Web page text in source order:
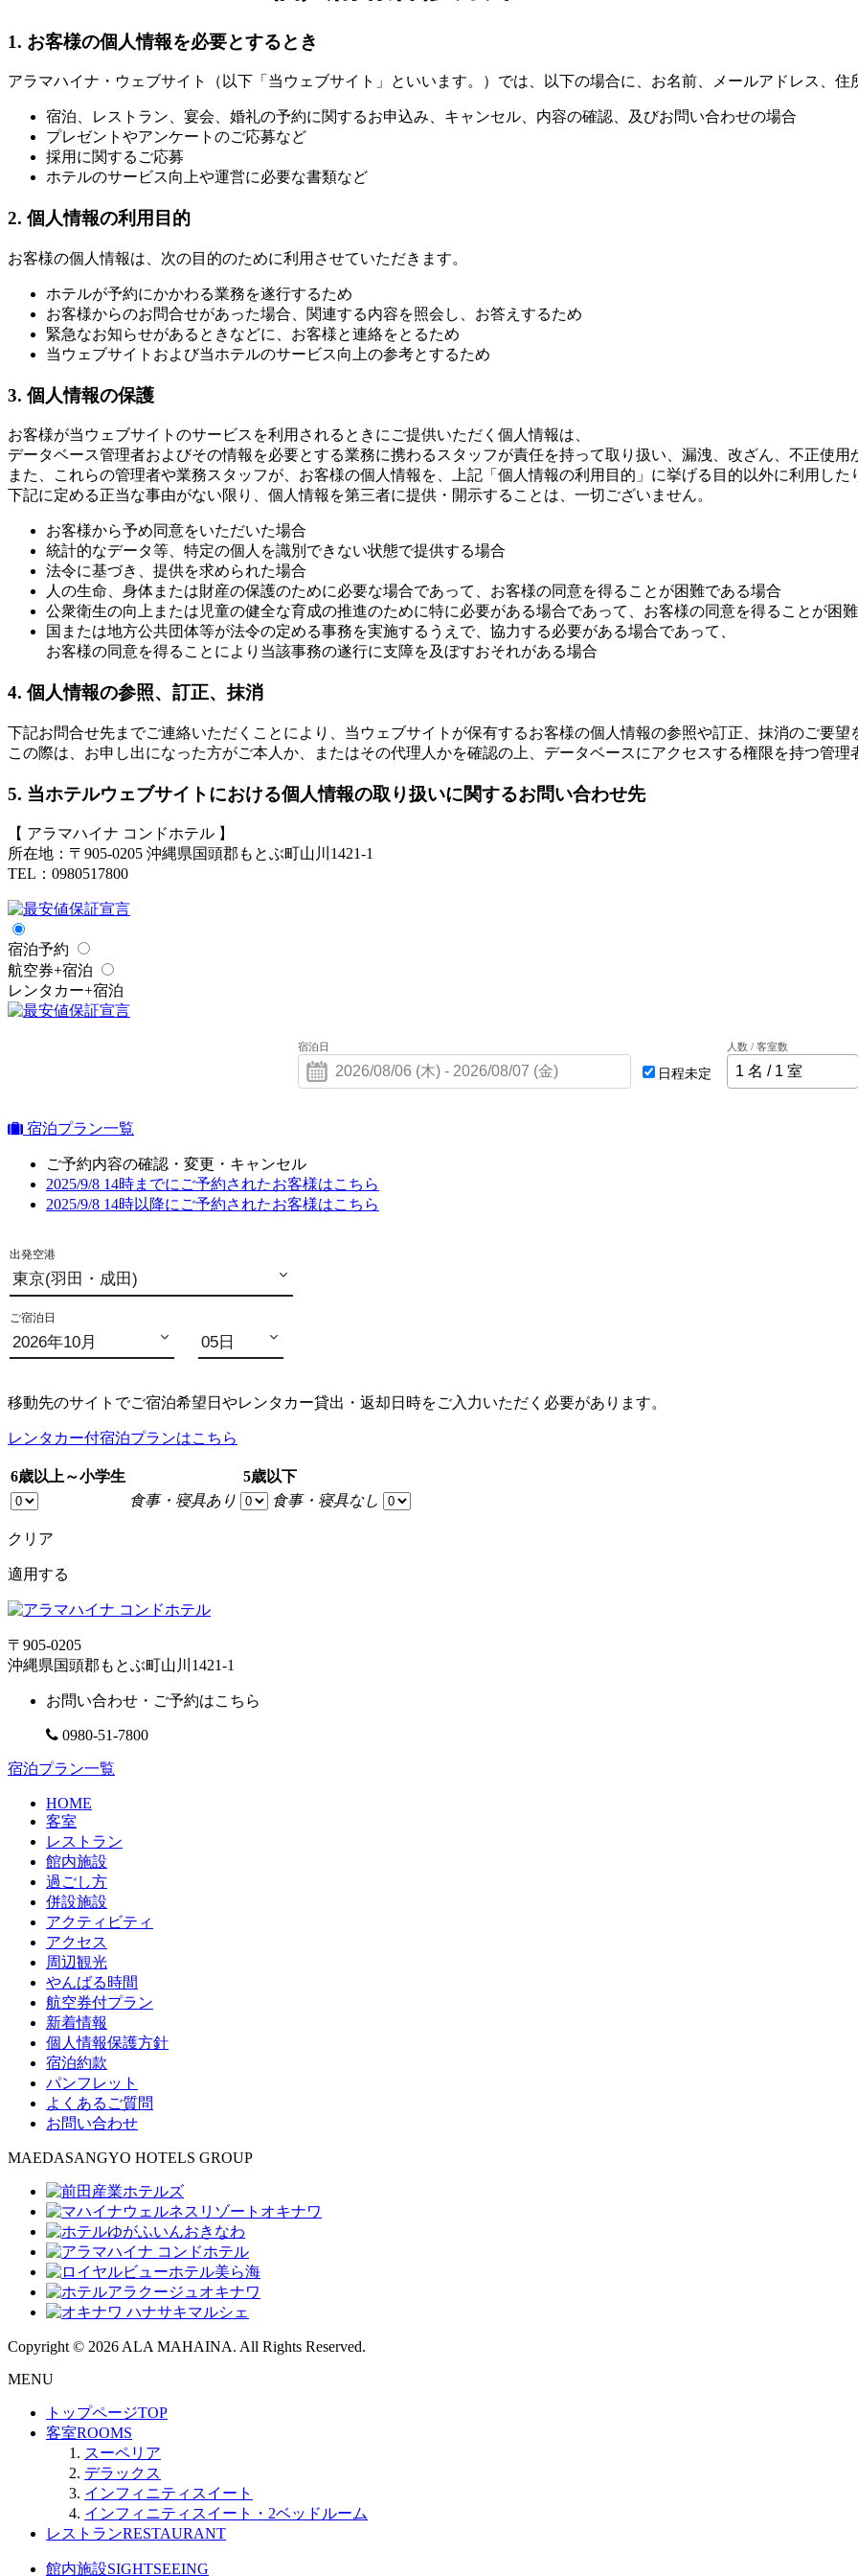
1. お客様の個人情報を必要とするとき
アラマハイナ・ウェブサイト（以下「当ウェブサイト」といいます。）では、以下の場合に、お名前、メールアドレス、
宿泊、レストラン、宴会、婚礼の予約に関するお申込み、キャンセル、内容の確認、及びお問い合わせの場合
プレゼントやアンケートのご応募など
採用に関するご応募
ホテルのサービス向上や運営に必要な書類など
2. 個人情報の利用目的
お客様の個人情報は、次の目的のために利用させていただきます。
ホテルが予約にかかわる業務を遂行するため
お客様からのお問合せがあった場合、関連する内容を照会し、お答えするため
緊急なお知らせがあるときなどに、お客様と連絡をとるため
当ウェブサイトおよび当ホテルのサービス向上の参考とするため
3. 個人情報の保護
お客様が当ウェブサイトのサービスを利用されるときにご提供いただく個人情報は、
データベース管理者およびその情報を必要とする業務に携わるスタッフが責任を持って取り扱い、漏洩、改ざん、不正使
また、これらの管理者や業務スタッフが、お客様の個人情報を、上記「個人情報の利用目的」に挙げる目的以外に利用した
下記に定める正当な事由がない限り、個人情報を第三者に提供・開示することは、一切ございません。
お客様から予め同意をいただいた場合
統計的なデータ等、特定の個人を識別できない状態で提供する場合
法令に基づき、提供を求められた場合
人の生命、身体または財産の保護のために必要な場合であって、お客様の同意を得ることが困難である場合
公衆衛生の向上または児童の健全な育成の推進のために特に必要がある場合であって、お客様の同意を得ることが困
国または地方公共団体等が法令の定める事務を実施するうえで、協力する必要がある場合であって、
お客様の同意を得ることにより当該事務の遂行に支障を及ぼすおそれがある場合
4. 個人情報の参照、訂正、抹消
下記お問合せ先までご連絡いただくことにより、当ウェブサイトが保有するお客様の個人情報の参照や訂正、抹消のご要望
この際は、お申し出になった方がご本人か、またはその代理人かを確認の上、データベースにアクセスする権限を持つ管理
5. 当ホテルウェブサイトにおける個人情報の取り扱いに関するお問い合わせ先
【 アラマハイナ コンドホテル 】
所在地：〒905-0205 沖縄県国頭郡もとぶ町山川1421-1
TEL：0980517800
宿泊予約
航空券+宿泊
レンタカー+宿泊
宿泊日
日程未定
人数 / 客室数
宿泊プラン一覧
ご予約内容の確認・変更・キャンセル
2025/9/8 14時までにご予約されたお客様はこちら
2025/9/8 14時以降にご予約されたお客様はこちら
移動先のサイトでご宿泊希望日やレンタカー貸出・返却日時をご入力いただく必要があります。
レンタカー付宿泊プランはこちら
6歳以上～小学生
5歳以下
食事・寝具あり
食事・寝具なし
クリア
適用する
〒905-0205
沖縄県国頭郡もとぶ町山川1421-1
お問い合わせ・ご予約はこちら
0980-51-7800
宿泊プラン一覧
HOME
客室
レストラン
館内施設
過ごし方
併設施設
アクティビティ
アクセス
周辺観光
やんばる時間
航空券付プラン
新着情報
個人情報保護方針
宿泊約款
パンフレット
よくあるご質問
お問い合わせ
MAEDASANGYO HOTELS GROUP
Copyright © 2026 ALA MAHAINA. All Rights Reserved.
MENU
トップページTOP
客室ROOMS
スーペリア
デラックス
インフィニティスイート
インフィニティスイート・2ベッドルーム
レストランRESTAURANT
館内施設SIGHTSEEING